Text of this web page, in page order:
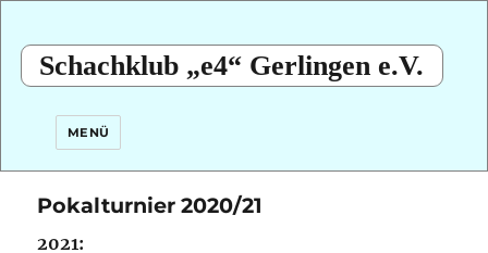
Schachklub „e4“ Gerlingen e.V.
MENÜ
Pokalturnier 2020/21
2021: